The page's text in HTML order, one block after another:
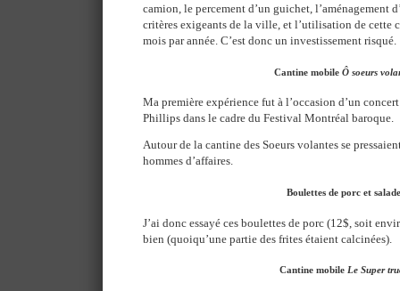
camion, le percement d’un guichet, l’aménagement
critères exigeants de la ville, et l’utilisation de cette
mois par année. C’est donc un investissement risqué.
Cantine mobile Ô soeurs
Ma première expérience fut à l’occasion d’un
Phillips dans le cadre du Festival Montréal baroque.
Autour de la cantine des Soeurs volantes se
hommes d’affaires.
Boulettes de porc et salade
J’ai donc essayé ces boulettes de porc (12$, soit
bien (quoiqu’une partie des frites étaient calcinées).
Cantine mobile Le Super